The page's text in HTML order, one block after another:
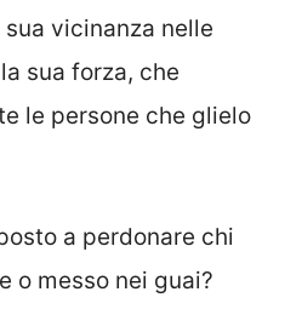
vicinanza nelle
sua forza, che
le persone che glielo
a perdonare chi
o messo nei guai?